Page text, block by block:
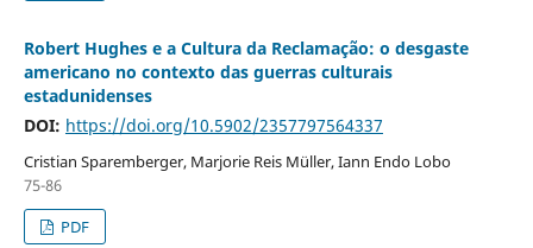
Robert Hughes e a Cultura da Reclamação: o desgaste
americano no contexto das guerras culturais
estadunidenses
DOI: https://doi.org/10.5902/2357797564337
Cristian Sparemberger, Marjorie Reis Müller, Iann Endo Lobo
75-86
PDF